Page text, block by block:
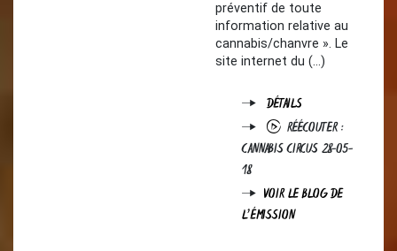
préventif de toute
information relative au
cannabis/chanvre ». Le
site internet du (…)
DÉTAILS
RÉÉCOUTER :
CANNABIS CIRCUS 28-05-
18
VOIR LE BLOG DE
L'ÉMISSION